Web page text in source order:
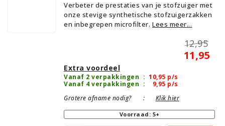
Verbeter de prestaties van je stofzuiger met
onze stevige synthetische stofzuigerzakken
en inbegrepen microfilter. Lees meer...
12,95
11,95
Extra voordeel
Vanaf 2 verpakkingen : 10,95 p/s
Vanaf 4 verpakkingen : 9,95 p/s
Grotere afname nodig?
: Klik hier
Voorraad: 5+